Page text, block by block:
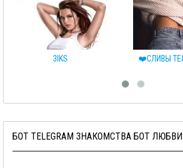
❤️СЛИВЫ ТЕЛЕГРАММ❤️
БОТ TELEGRAM ЗНАКОМСТВА БОТ ЛЮБВИ